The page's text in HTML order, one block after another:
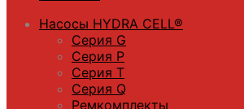
Насосы HYDRA CELL®
Серия G
Серия P
Серия T
Серия Q
Ремкомплекты